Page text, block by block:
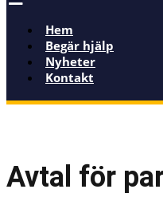
Hem
Begär hjälp
Nyheter
Kontakt
Avtal för